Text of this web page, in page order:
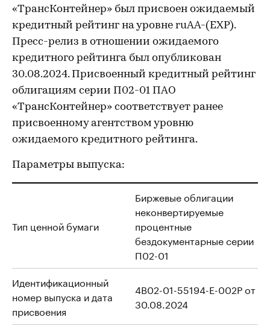
«ТрансКонтейнер» был присвоен ожидаемый
кредитный рейтинг на уровне ruАA-(EXP).
Пресс-релиз в отношении ожидаемого
кредитного рейтинга был опубликован
30.08.2024. Присвоенный кредитный рейтинг
облигациям серии П02-01 ПАО
«ТрансКонтейнер» соответствует ранее
присвоенному агентством уровню
ожидаемого кредитного рейтинга.
Параметры выпуска:
Тип ценной бумаги
Биржевые облигации
неконвертируемые
процентные
бездокументарные серии
П02-01
Идентификационный
номер выпуска и дата
присвоения
4B02-01-55194-E-002P от
30.08.2024